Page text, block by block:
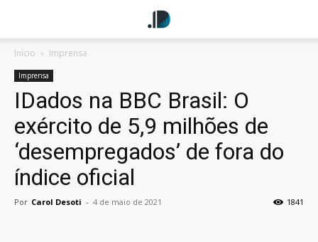
Início Imprensa
Imprensa
IDados na BBC Brasil: O
exército de 5,9 milhões de
‘desempregados’ de fora do
índice oficial
Por Carol Desoti - 4 de maio de 2021 1841